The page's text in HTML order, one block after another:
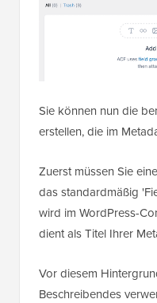
Sie können nun die
erstellen, die im
Zuerst müssen Sie
das standardmäßig
wird im WordPress-
dient als Titel Ihrer
Vor diesem
Beschreibendes